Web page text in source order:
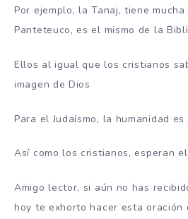
Por ejemplo, la Tanaj, tiene
Panteteuco, es el mismo de la
Ellos al igual que los cristianos
imagen de Dios
Para el Judaísmo, la humanidad
Así como los cristianos, esperan
Amigo lector, si aún no has
hoy te exhorto hacer esta oración